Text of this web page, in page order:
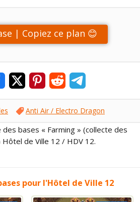
| Copiez ce plan 😊
Anti Air / Electro Dragon
bases « Farming » (collecte des
de Ville 12 / HDV 12.
pour l'Hôtel de Ville 12